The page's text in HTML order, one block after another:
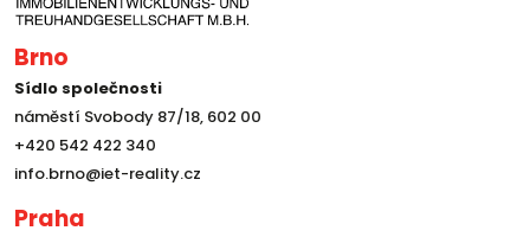
Brno
Sídlo společnosti
náměstí Svobody 87/18, 602 00
+420 542 422 340
info.brno@iet-reality.cz
Praha